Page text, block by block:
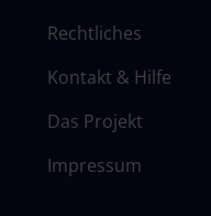
Rechtliches
Kontakt & Hilfe
Das Projekt
Impressum